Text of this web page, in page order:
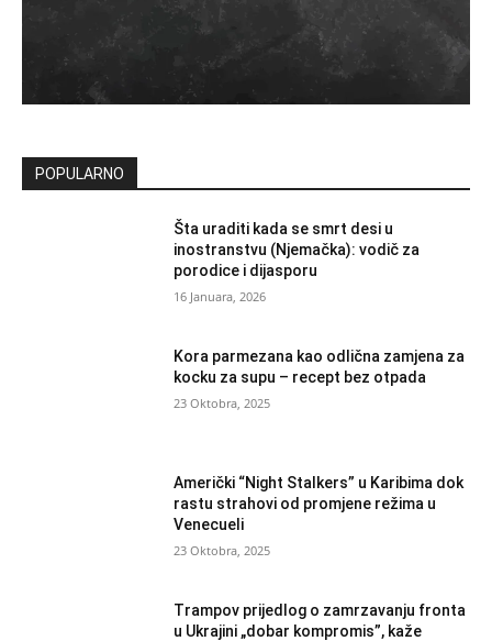
POPULARNO
Šta uraditi kada se smrt desi u
inostranstvu (Njemačka): vodič za
porodice i dijasporu
16 Januara, 2026
Kora parmezana kao odlična zamjena za
kocku za supu – recept bez otpada
23 Oktobra, 2025
Američki “Night Stalkers” u Karibima dok
rastu strahovi od promjene režima u
Venecueli
23 Oktobra, 2025
Trampov prijedlog o zamrzavanju fronta
u Ukrajini „dobar kompromis”, kaže